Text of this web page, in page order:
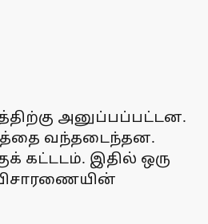
அனுப்பப்பட்டன.
வந்தடைந்தன.
கட்டடம். இதில் ஒரு